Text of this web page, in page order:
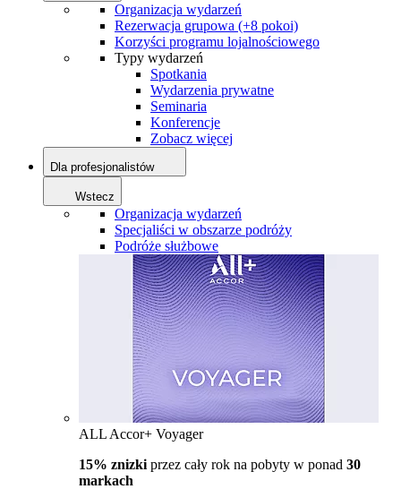
Organizacja wydarzeń
Rezerwacja grupowa (+8 pokoi)
Korzyści programu lojalnościowego
Typy wydarzeń
Spotkania
Wydarzenia prywatne
Seminaria
Konferencje
Zobacz więcej
Dla profesjonalistów
Wstecz
Organizacja wydarzeń
Specjaliści w obszarze podróży
Podróże służbowe
ALL Accor+ Voyager
15% znizki przez cały rok na pobyty w ponad 30
markach